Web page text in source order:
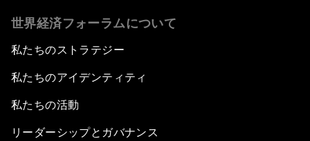
世界経済フォーラムについて
私たちのストラテジー
私たちのアイデンティティ
私たちの活動
リーダーシップとガバナンス